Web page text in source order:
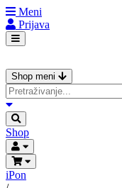
Meni
Prijava
Shop meni
Shop
iPon